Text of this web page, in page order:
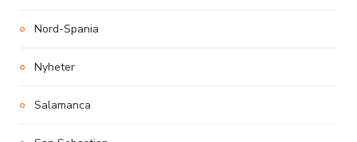
Nord-Spania
Nyheter
Salamanca